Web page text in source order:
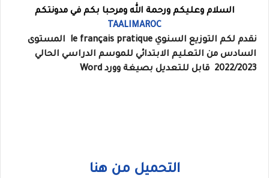
السلام وعليكم ورحمة الله ومرحبا بكم في مدونتكم
TAALIMAROC
نقدم لكم التوزيع السنوي le français pratique المستوى
السادس من التعليم الابتدائي للموسم الدراسي الحالي
2022/2023 قابل للتعديل بصيغة وورد Word
التحميل من هنا